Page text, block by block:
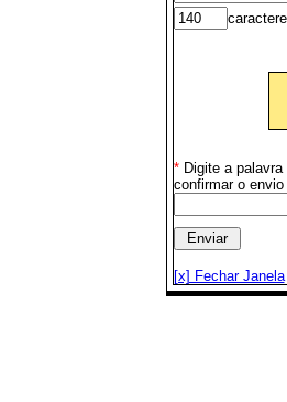
*Digite a palavra
confirmar o
[x] Fechar Janela